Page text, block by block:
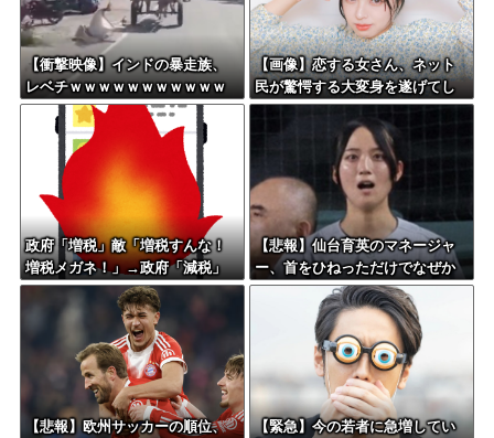
【衝撃映像】インドの暴走族、
レベチｗｗｗｗｗｗｗｗｗｗｗ
ｗｗｗｗｗ
【画像】恋する女さん、ネット
民が驚愕する大変身を遂げてし
まう←コレは凄過ぎるw w w w
w w w w
政府「増税」敵「増税すんな！
増税メガネ！」→政府「減税」
敵「減税すんな！社会保障どう
なる！」
【悲報】仙台育英のマネージャ
ー、首をひねっただけでなぜか
ウインクしたことにされてしま
【悲報】欧州サッカーの順位、
【緊急】今の若者に急増してい